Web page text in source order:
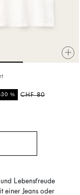
CHF 80
-30%
Lebensfreude
einer Jeans oder